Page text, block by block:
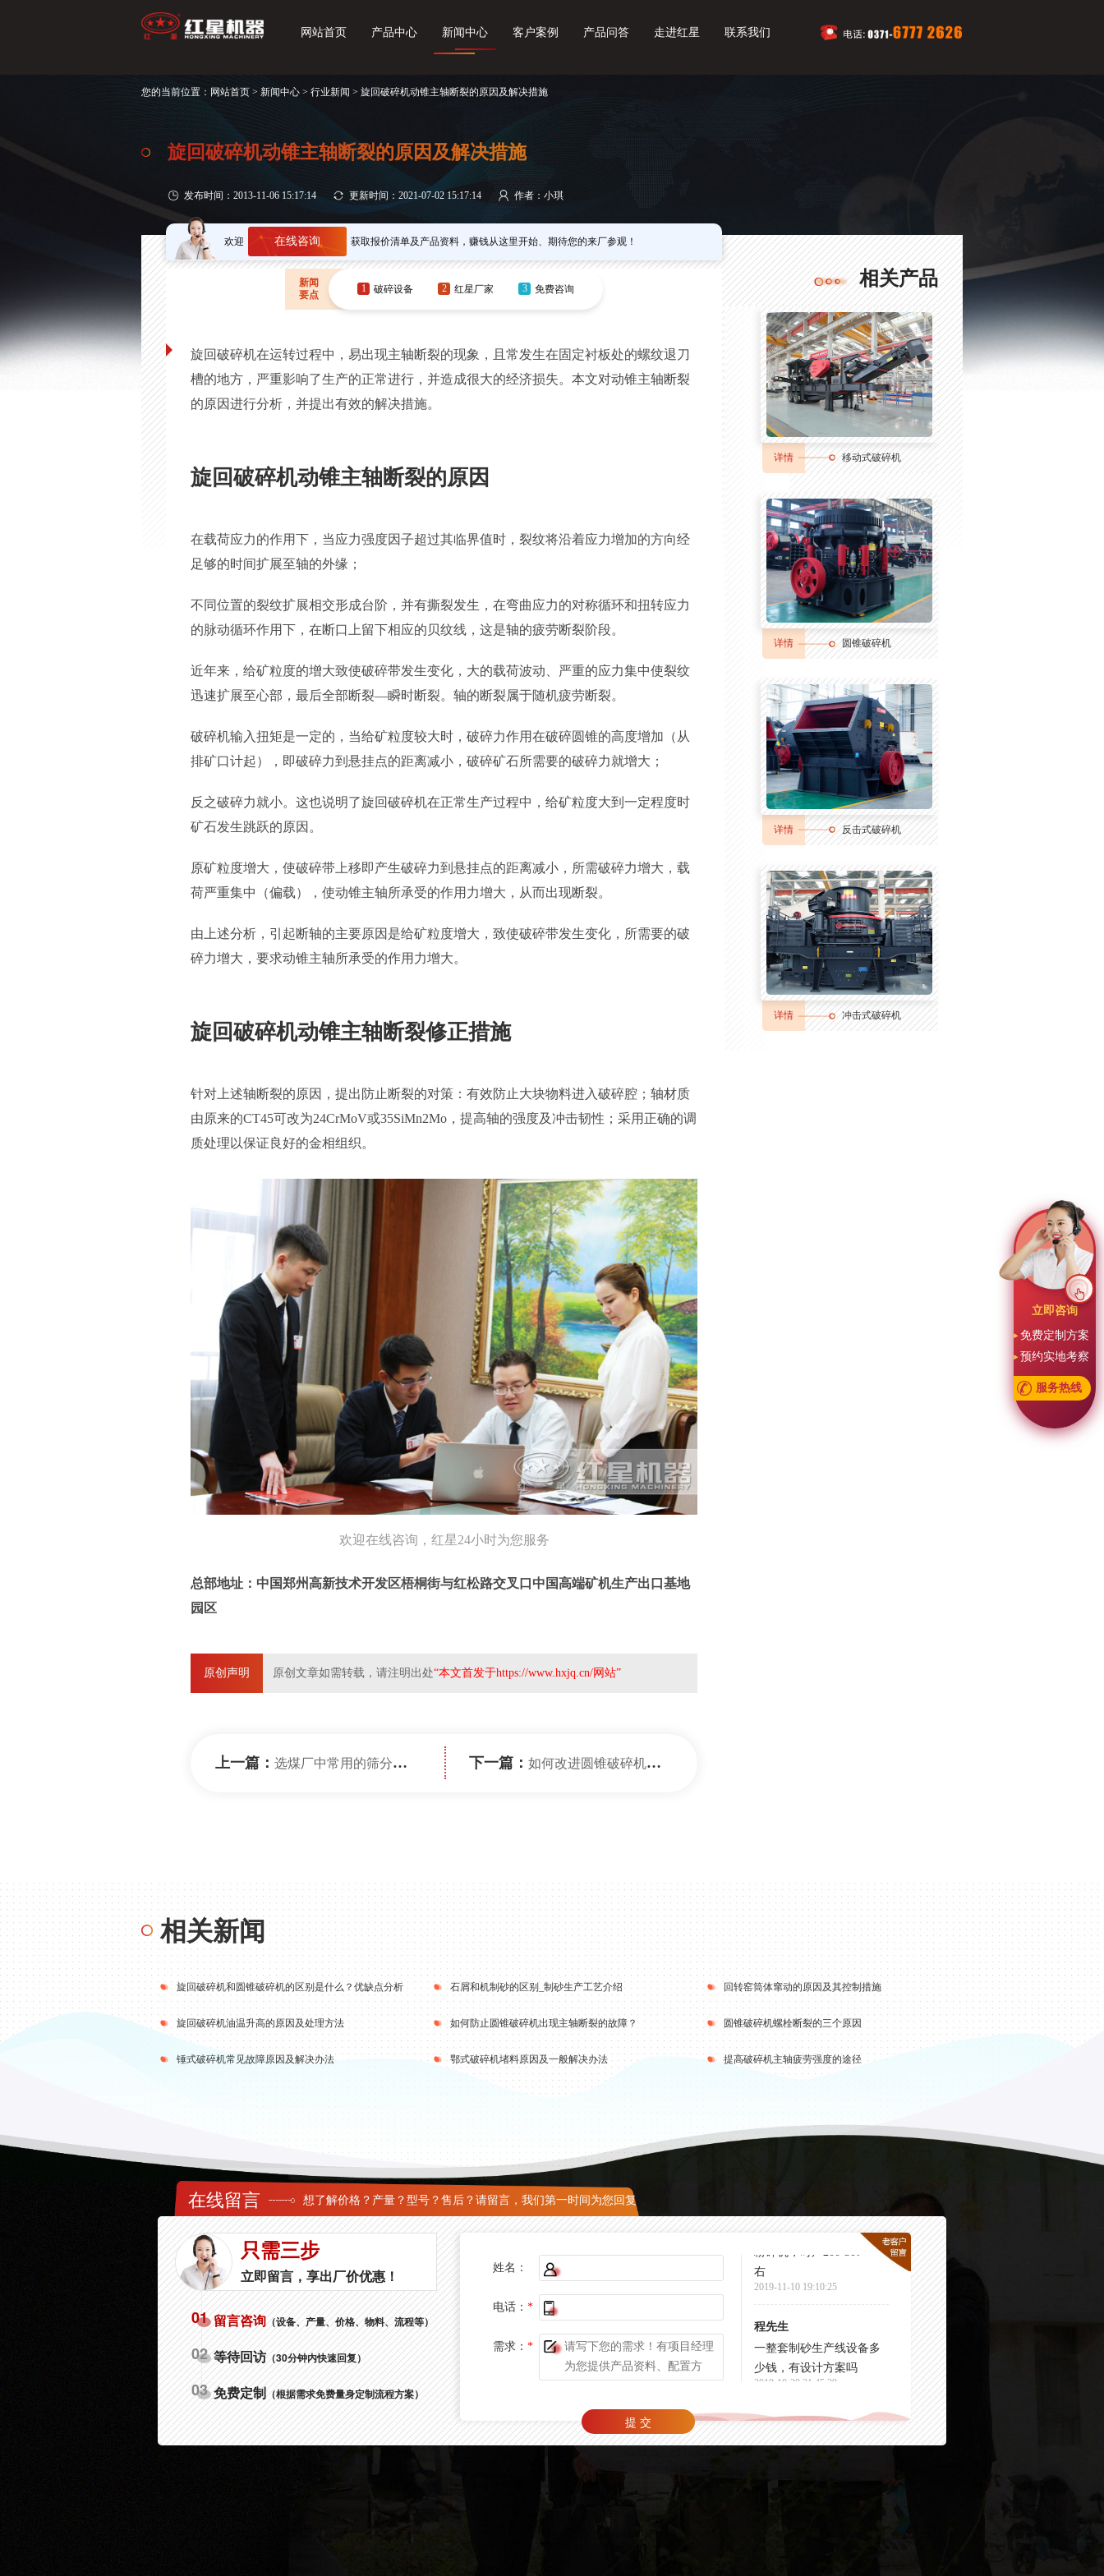
网站首页 产品中心 新闻中心 客户案例 产品问答 走进红星 联系我们
您的当前位置： 网站首页 > 新闻中心 > 行业新闻 > 旋回破碎机动锥主轴断裂的原因及解决措施
旋回破碎机动锥主轴断裂的原因及解决措施
发布时间：2013-11-06 15:17:14 更新时间：2021-07-02 15:17:14 作者：小琪
欢迎 在线咨询 获取报价清单及产品资料，赚钱从这里开始、期待您的来厂参观！
新闻
要点
1 破碎设备 2 红星厂家 3 免费咨询
旋回破碎机在运转过程中，易出现主轴断裂的现象，且常发生在固定衬板处的螺纹退刀
槽的地方，严重影响了生产的正常进行，并造成很大的经济损失。本文对动锥主轴断裂
的原因进行分析，并提出有效的解决措施。
旋回破碎机动锥主轴断裂的原因
在载荷应力的作用下，当应力强度因子超过其临界值时，裂纹将沿着应力增加的方向经
足够的时间扩展至轴的外缘；
不同位置的裂纹扩展相交形成台阶，并有撕裂发生，在弯曲应力的对称循环和扭转应力
的脉动循环作用下，在断口上留下相应的贝纹线，这是轴的疲劳断裂阶段。
近年来，给矿粒度的增大致使破碎带发生变化，大的载荷波动、严重的应力集中使裂纹
迅速扩展至心部，最后全部断裂—瞬时断裂。轴的断裂属于随机疲劳断裂。
破碎机输入扭矩是一定的，当给矿粒度较大时，破碎力作用在破碎圆锥的高度增加（从
排矿口计起），即破碎力到悬挂点的距离减小，破碎矿石所需要的破碎力就增大；
反之破碎力就小。这也说明了旋回破碎机在正常生产过程中，给矿粒度大到一定程度时
矿石发生跳跃的原因。
原矿粒度增大，使破碎带上移即产生破碎力到悬挂点的距离减小，所需破碎力增大，载
荷严重集中（偏载），使动锥主轴所承受的作用力增大，从而出现断裂。
由上述分析，引起断轴的主要原因是给矿粒度增大，致使破碎带发生变化，所需要的破
碎力增大，要求动锥主轴所承受的作用力增大。
旋回破碎机动锥主轴断裂修正措施
针对上述轴断裂的原因，提出防止断裂的对策：有效防止大块物料进入破碎腔；轴材质
由原来的CT45可改为24CrMoV或35SiMn2Mo，提高轴的强度及冲击韧性；采用正确的调
质处理以保证良好的金相组织。
欢迎在线咨询，红星24小时为您服务
总部地址：中国郑州高新技术开发区梧桐街与红松路交叉口中国高端矿机生产出口基地
园区
原创声明 原创文章如需转载，请注明出处“本文首发于https://www.hxjq.cn/网站”
上一篇： 选煤厂中常用的筛分机械有哪些？ 下一篇： 如何改进圆锥破碎机的安装基础？
相关产品
详情 移动式破碎机
详情 圆锥破碎机
详情 反击式破碎机
详情 冲击式破碎机
相关新闻
旋回破碎机和圆锥破碎机的区别是什么？优缺点分析 石屑和机制砂的区别_制砂生产工艺介绍 回转窑筒体窜动的原因及其控制措施
旋回破碎机油温升高的原因及处理方法 如何防止圆锥破碎机出现主轴断裂的故障？ 圆锥破碎机螺栓断裂的三个原因
锤式破碎机常见故障原因及解决办法 鄂式破碎机堵料原因及一般解决办法 提高破碎机主轴疲劳强度的途径
在线留言 想了解价格？产量？型号？售后？请留言，我们第一时间为您回复
只需三步
立即留言，享出厂价优惠！
01 留言咨询（设备、产量、价格、物料、流程等）
02 等待回访（30分钟内快速回复）
03 免费定制（根据需求免费量身定制流程方案）
姓名：
电话： *
需求： *
欧阳先生
我想了解一下时产1000吨
左右碎石生产线设备
2019-11-01 13:52:16
李先生
2019-06-10 05:42:18
右
程先生
少钱，有设计方案吗
2019-10-20 21:45:29
吴先生
备有多少种型号，报价多
少吗
立即咨询
免费定制方案
预约实地考察
服务热线